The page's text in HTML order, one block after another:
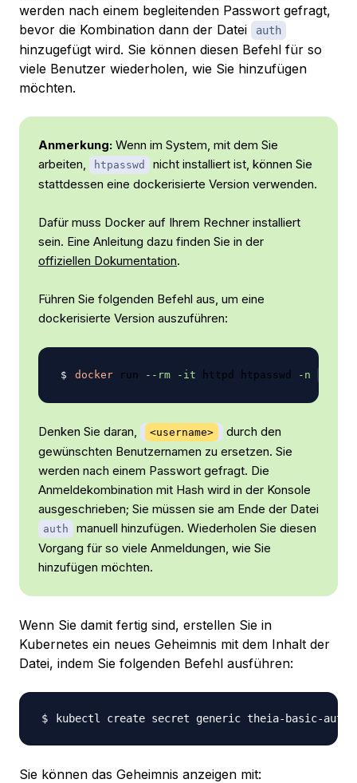
werden nach einem begleitenden Passwort gefragt,
bevor die Kombination dann der Datei
auth
hinzugefügt wird. Sie können diesen Befehl für so
viele Benutzer wiederholen, wie Sie hinzufügen
möchten.
Anmerkung: Wenn im System, mit dem Sie
arbeiten,
htpasswd
nicht installiert ist, können Sie
stattdessen eine dockerisierte Version verwenden.
Dafür muss Docker auf Ihrem Rechner installiert
sein. Eine Anleitung dazu finden Sie in der
offiziellen Dokumentation.
Führen Sie folgenden Befehl aus, um eine
dockerisierte Version auszuführen:
docker run --rm -it httpd htpasswd -n
Denken Sie daran, <username>
durch den
gewünschten Benutzernamen zu ersetzen. Sie
werden nach einem Passwort gefragt. Die
Anmeldekombination mit Hash wird in der Konsole
ausgeschrieben; Sie müssen sie am Ende der Datei
auth
manuell hinzufügen. Wiederholen Sie diesen
Vorgang für so viele Anmeldungen, wie Sie
hinzufügen möchten.
Wenn Sie damit fertig sind, erstellen Sie in
Kubernetes ein neues Geheimnis mit dem Inhalt der
Datei, indem Sie folgenden Befehl ausführen:
kubectl create secret generic theia-basic-
Sie können das Geheimnis anzeigen mit: